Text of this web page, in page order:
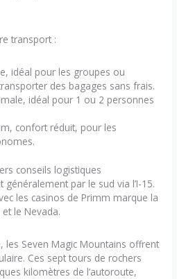
transport :
idéal pour les groupes ou
des bagages sans frais.
idéal pour 1 ou 2 personnes
confort réduit, pour les
conseils logistiques
généralement par le sud via l’I-15.
les casinos de Primm marque la
le Nevada.
les Seven Magic Mountains offrent
Ces sept tours de rochers
kilomètres de l’autoroute,